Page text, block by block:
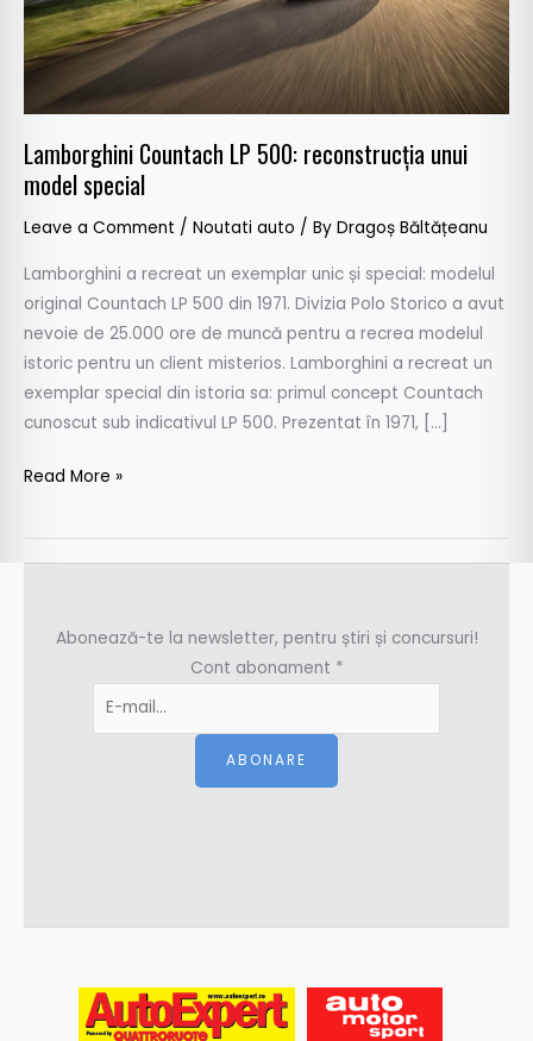
Lamborghini Countach LP 500: reconstrucția unui
model special
Leave a Comment / Noutati auto / By Dragoș Băltățeanu
Lamborghini a recreat un exemplar unic și special: modelul
original Countach LP 500 din 1971. Divizia Polo Storico a avut
nevoie de 25.000 ore de muncă pentru a recrea modelul
istoric pentru un client misterios. Lamborghini a recreat un
exemplar special din istoria sa: primul concept Countach
cunoscut sub indicativul LP 500. Prezentat în 1971, […]
special
Read More »
Abonează-te la newsletter, pentru știri și concursuri!
Cont abonament *
ABONARE